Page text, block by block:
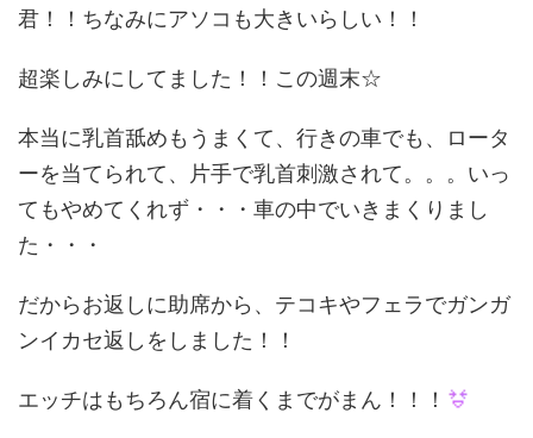
君！！ちなみにアソコも大きいらしい！！
超楽しみにしてました！！この週末☆
本当に乳首舐めもうまくて、行きの車でも、ロータ
ーを当てられて、片手で乳首刺激されて。。。いっ
てもやめてくれず・・・車の中でいきまくりまし
た・・・
だからお返しに助席から、テコキやフェラでガンガ
ンイカセ返しをしました！！
エッチはもちろん宿に着くまでがまん！！！